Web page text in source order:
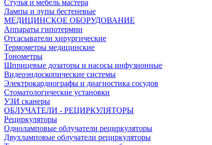
Стулья и мебель мастера
Лампы и лупы бестеневые
МЕДИЦИНСКОЕ ОБОРУДОВАНИЕ
Аппараты гипотермии
Отсасыватели хирургические
Термометры медицинские
Тонометры
Шприцевые дозаторы и насосы инфузионные
Видеоэндоскопические системы
Электрокардиографы и диагностика сосудов
Стоматологические установки
УЗИ сканеры
ОБЛУЧАТЕЛИ - РЕЦИРКУЛЯТОРЫ
Рециркуляторы
Одноламповые облучатели рециркуляторы
Двухламповые облучатели рециркуляторы